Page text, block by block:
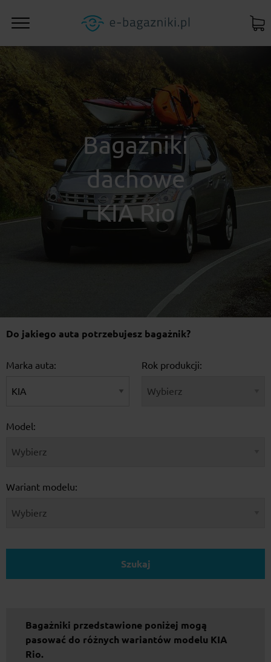
Bagażniki
dachowe
KIA Rio
Do jakiego auta potrzebujesz bagażnik?
Marka auta: Rok produkcji:
Model:
Wariant modelu:
Szukaj
Bagażniki przedstawione poniżej mogą
pasować do różnych wariantów modelu KIA
Rio.